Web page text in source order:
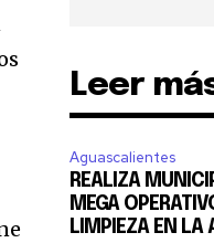
Leer
Aguascalientes
REALIZA
MEGA
LIMPIEZA EN LA